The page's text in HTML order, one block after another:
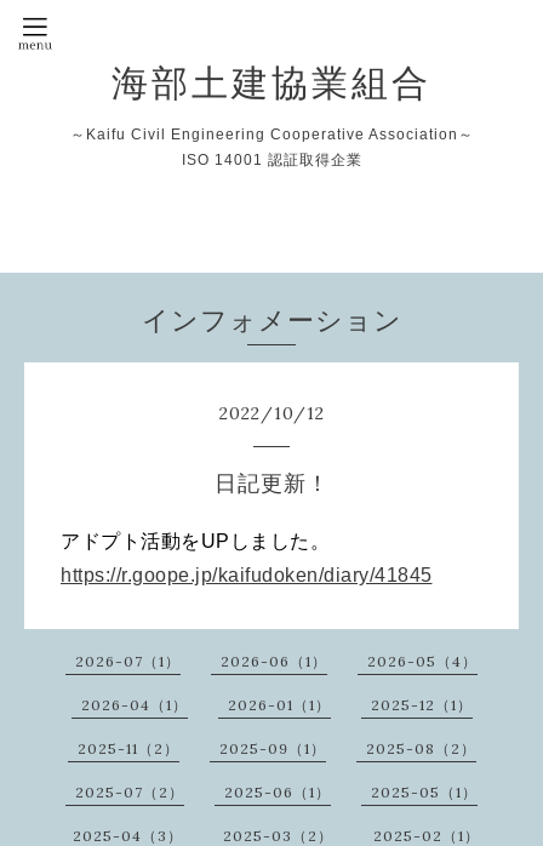
海部土建協業組合
～Kaifu Civil Engineering Cooperative Association～
ISO 14001 認証取得企業
インフォメーション
2022/10/12
日記更新！
アドプト 活動をUPしました。
https://r.goope.jp/kaifudoken/diary/41845
2026-07（1） 2026-06（1） 2026-05（4）
2026-04（1） 2026-01（1） 2025-12（1）
2025-11（2） 2025-09（1） 2025-08（2）
2025-07（2） 2025-06（1） 2025-05（1）
2025-04（3） 2025-03（2） 2025-02（1）